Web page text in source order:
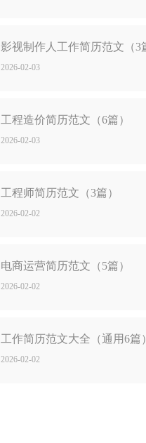
影视制作人工作简历范文（3
2026-02-03
工程造价简历范文（6篇）
2026-02-03
工程师简历范文（3篇）
2026-02-02
电商运营简历范文（5篇）
2026-02-02
工作简历范文大全（通用6篇
2026-02-02